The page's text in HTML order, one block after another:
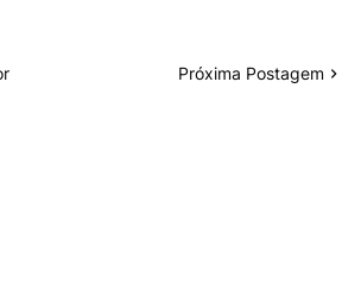
Próxima Postagem